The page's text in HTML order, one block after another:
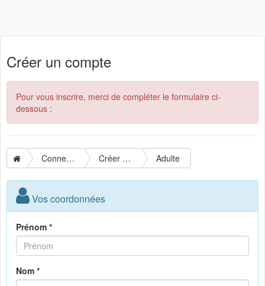
Créer un compte
Pour vous inscrire, merci de compléter le formulaire ci-
dessous :
Connexion Créer un compte Adulte
Vos coordonnées
Prénom *
Nom *